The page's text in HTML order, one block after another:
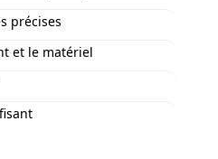
précises
et le matériel